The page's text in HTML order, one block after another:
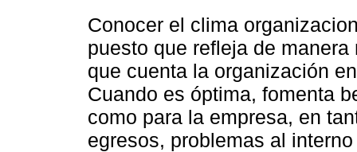
Conocer el clima
puesto que refleja de
que cuenta la organización
Cuando es óptima, fomenta
como para la empresa, en
egresos, problemas al